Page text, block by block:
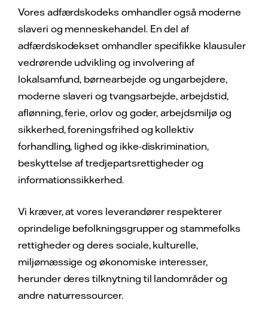
Års- og bæredygtighedsrapport 2021
(PDF 8 MB, på engelsk)
Wind Europe og Solar Power Europe for at
samarbejde og finde frem til metoder til at
håndtere udfordringerne i forsyningskæden i
fællesskab. Vi er også et stiftende og aktivt
medlem af Bettercoal, hvor vi har været
drivkraft for leverandørengagement, især i
Colombia og Rusland, i mange år.
Læs mere om voresansvarlighed i
forsyningskæden.
overvåge og implementere god praksis i
vores forsyningskæde. Hvis tvivlsomme
arbejdsforhold mistænkes eller identificeres,
har vi en revisions- og korrigerende Hvis der
er mistanke om eller der konstateres
tvivlsomme arbejdsforhold, har vi indført en
handlingsplan for audit og korrigerende
handlinger, der skal minimere den negative
indvirkning, det kan have på arbejderne.
Vi opfordrer vores leverandører og
arbejdsforholdene i deres egne aktiviteter.
Læs mere om vores
ansvarlighed i
forsyningskæden
Vores adfærdskodeks omhandler også moderne
slaveri og menneskehandel. En del af
adfærdskodekset omhandler specifikke klausuler
vedrørende udvikling og involvering af
lokalsamfund, børnearbejde og ungarbejdere,
moderne slaveri og tvangsarbejde, arbejdstid,
aflønning, ferie, orlov og goder, arbejdsmiljø og
sikkerhed, foreningsfrihed og kollektiv
forhandling, lighed og ikke-diskrimination,
beskyttelse af tredjepartsrettigheder og
informationssikkerhed.
Vi kræver, at vores leverandører respekterer
oprindelige befolkningsgrupper og stammefolks
rettigheder og deres sociale, kulturelle,
miljømæssige og økonomiske interesser,
herunder deres tilknytning til landområder og
andre naturressourcer.